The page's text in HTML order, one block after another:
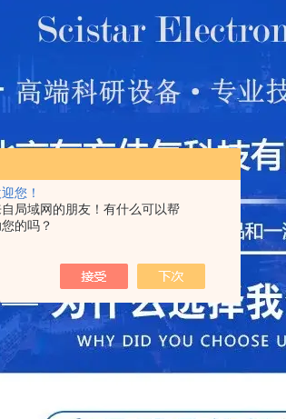
您！
局域网的朋友！有什么可以帮
的吗？